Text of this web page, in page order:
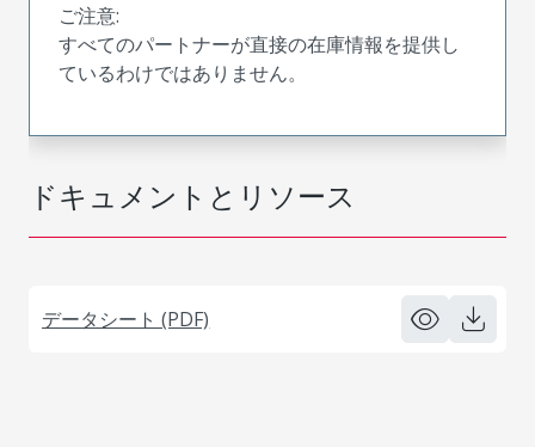
ドキュメントとリソース
データシート (PDF)
ご注意:
すべてのパートナーが直接の在庫情報を提供し
ているわけではありません。